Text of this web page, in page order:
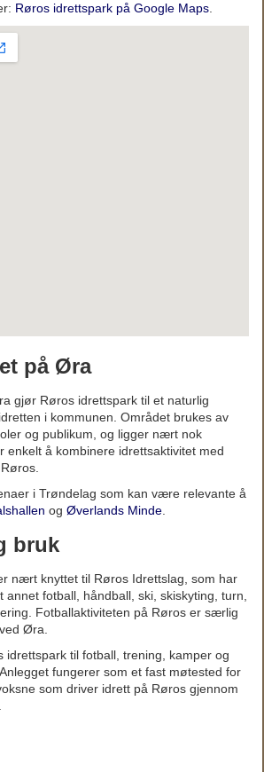
Røros idrettspark på Google Maps
på Øra
gjør Røros idrettspark til et naturlig
i kommunen. Området brukes av
og publikum, og ligger nært nok
enkelt å kombinere idrettsaktivitet med
i Trøndelag som kan være relevante å
og Øverlands Minde
bruk
nært knyttet til Røros Idrettslag, som har
annet fotball, håndball, ski, skiskyting, turn,
Fotballaktiviteten på Røros er særlig
Øra.
idrettspark til fotball, trening, kamper og
fungerer som et fast møtested for
som driver idrett på Røros gjennom